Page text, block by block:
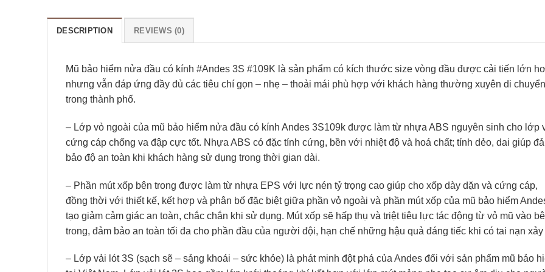
DESCRIPTION REVIEWS (0)
Mũ bảo hiểm nửa đầu có kính #Andes 3S #109K là sản phẩm có kích thước size vòng đầu được cải tiến lớn
nhưng vẫn đáp ứng đầy đủ các tiêu chí gọn – nhẹ – thoải mái phù hợp với khách hàng thường xuyên di chuyển
trong thành phố.
– Lớp vỏ ngoài của mũ bảo hiểm nửa đầu có kính Andes 3S109k được làm từ nhựa ABS nguyên sinh cho lớp
cứng cáp chống va đập cực tốt. Nhựa ABS có đặc tính cứng, bền với nhiệt độ và hoá chất; tính dẻo, dai giúp
bảo độ an toàn khi khách hàng sử dụng trong thời gian dài.
– Phần mút xốp bên trong được làm từ nhựa EPS với lực nén tỷ trọng cao giúp cho xốp dày dặn và cứng cáp,
đồng thời với thiết kế, kết hợp và phân bố đặc biệt giữa phần vỏ ngoài và phần mút xốp của mũ bảo hiểm
tạo giảm cảm giác an toàn, chắc chắn khi sử dụng. Mút xốp sẽ hấp thụ và triệt tiêu lực tác động từ vỏ mũ vào
trong, đảm bảo an toàn tối đa cho phần đầu của người đội, hạn chế những hậu quả đáng tiếc khi có tai nạn xảy
– Lớp vải lót 3S (sạch sẽ – sảng khoái – sức khỏe) là phát minh đột phá của Andes đối với sản phẩm mũ bảo